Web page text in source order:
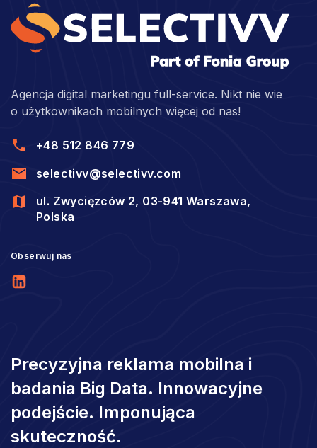
Agencja digital marketingu full-service. Nikt nie wie
o użytkownikach mobilnych więcej od nas!
+48 512 846 779
selectivv@selectivv.com
ul. Zwycięzców 2, 03-941 Warszawa,
Polska
Obserwuj nas
Precyzyjna reklama mobilna i
badania Big Data. Innowacyjne
podejście. Imponująca
skuteczność.